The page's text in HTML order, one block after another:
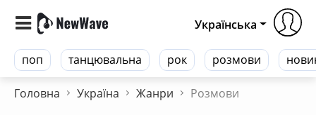
поп танцювальна рок розмови
Українська
Головна Україна Жанри Розмови